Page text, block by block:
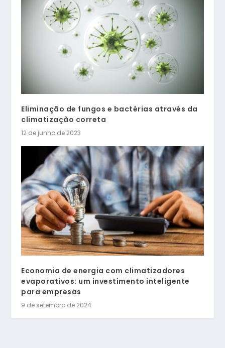
Eliminação de fungos e bactérias através da
climatização correta
12 de junho de 2023
Economia de energia com climatizadores
evaporativos: um investimento inteligente
para empresas
9 de setembro de 2024